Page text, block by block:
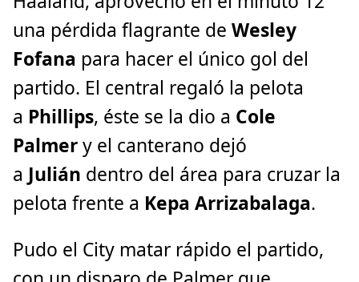
una pérdida flagrante de Wesley
Fofana para hacer el único gol del
partido. El central regaló la pelota
a Phillips, éste se la dio a Cole
Palmery el canterano dejó
a Julián dentro del área para cruzar la
pelota frente a Kepa Arrizabalaga.
Pudo el City matar rápido el partido,